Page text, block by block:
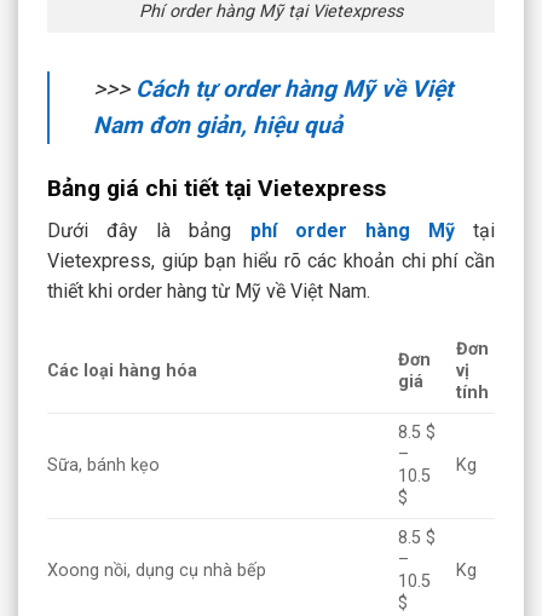
Phí order hàng Mỹ tại Vietexpress
>>> Cách tự order hàng Mỹ về Việt
Nam đơn giản, hiệu quả
Bảng giá chi tiết tại Vietexpress
Dưới đây là bảng phí order hàng Mỹtại
Vietexpress, giúp bạn hiểu rõ các khoản chi phí cần
thiết khi order hàng từ Mỹ về Việt Nam.
Các loại hàng hóa
Đơn
giá
Đơn
vị
tính
Sữa, bánh kẹo
8.5 $
–
10.5
$
Kg
Xoong nồi, dụng cụ nhà bếp
8.5 $
–
10.5
$
Kg